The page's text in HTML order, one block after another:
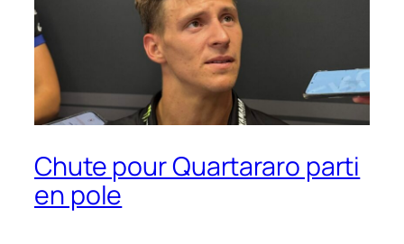
Chute pour Quartararo parti
en pole